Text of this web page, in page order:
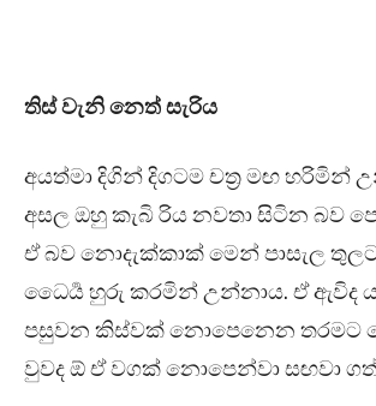
තිස් වැනි නෙත් සැරිය
අයත්මා දිගින් දිගටම චත්‍ර මඟ හරිමින්
අසල ඔහු කැබි රිය නවතා සිටින බව
ඒ බව නොදැක්කාක් මෙන් පාසැල
ධෛර්‍ය හුරු කරමින් උන්නාය. ඒ ඇවිද
පසුවන කිස්වක් නොපෙනෙන තරමට
වුවද ඕ ඒ වගක් නොපෙන්වා සඟවා